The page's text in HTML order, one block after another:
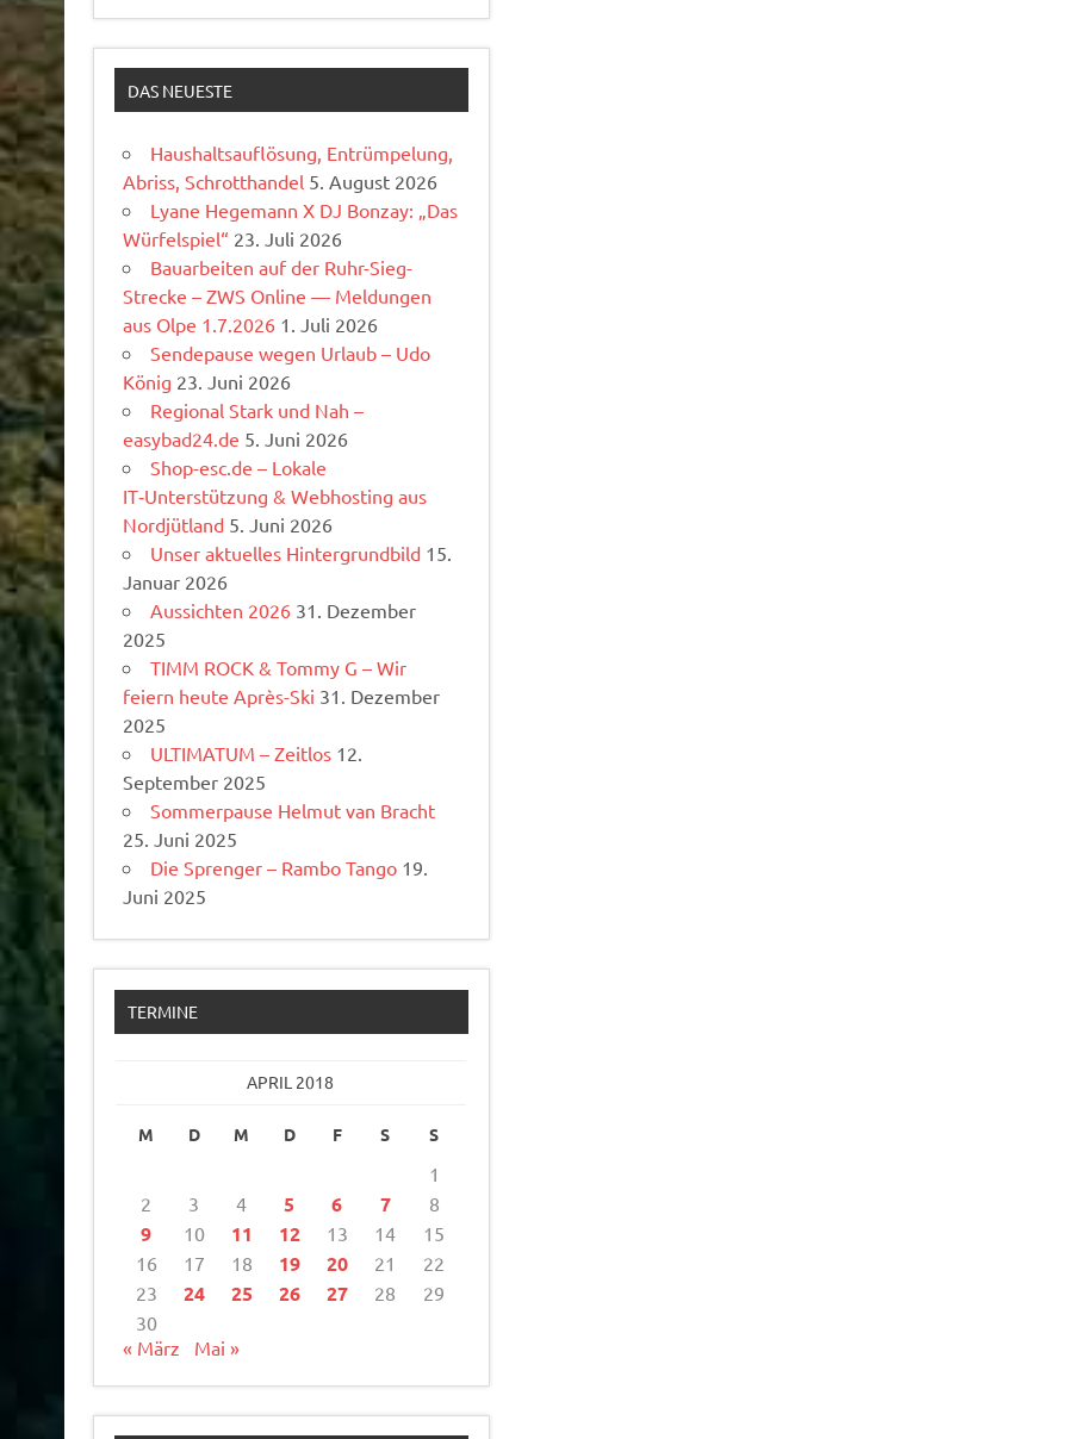
DAS NEUESTE
Haushaltsauflösung, Entrümpelung,
Abriss, Schrotthandel 5. August 2026
Lyane Hegemann X DJ Bonzay: „Das
Würfelspiel“ 23. Juli 2026
Bauarbeiten auf der Ruhr-Sieg-
Strecke – ZWS Online — Meldungen
aus Olpe 1.7.2026 1. Juli 2026
Sendepause wegen Urlaub – Udo
König 23. Juni 2026
Regional Stark und Nah –
easybad24.de 5. Juni 2026
Shop-esc.de – Lokale
IT‑Unterstützung & Webhosting aus
Nordjütland 5. Juni 2026
Unser aktuelles Hintergrundbild 15.
Januar 2026
Aussichten 2026 31. Dezember
2025
TIMM ROCK & Tommy G – Wir
feiern heute Après-Ski 31. Dezember
2025
ULTIMATUM – Zeitlos 12.
September 2025
Sommerpause Helmut van Bracht
25. Juni 2025
Die Sprenger – Rambo Tango 19.
Juni 2025
TERMINE
APRIL 2018
M D M D F S S
1
2
3 4 5 6 7 8
9 10 11 12 13 14
15
16
17 18 19 20 21
22
23
24 25 26 27 28
29
30
« März
Mai »